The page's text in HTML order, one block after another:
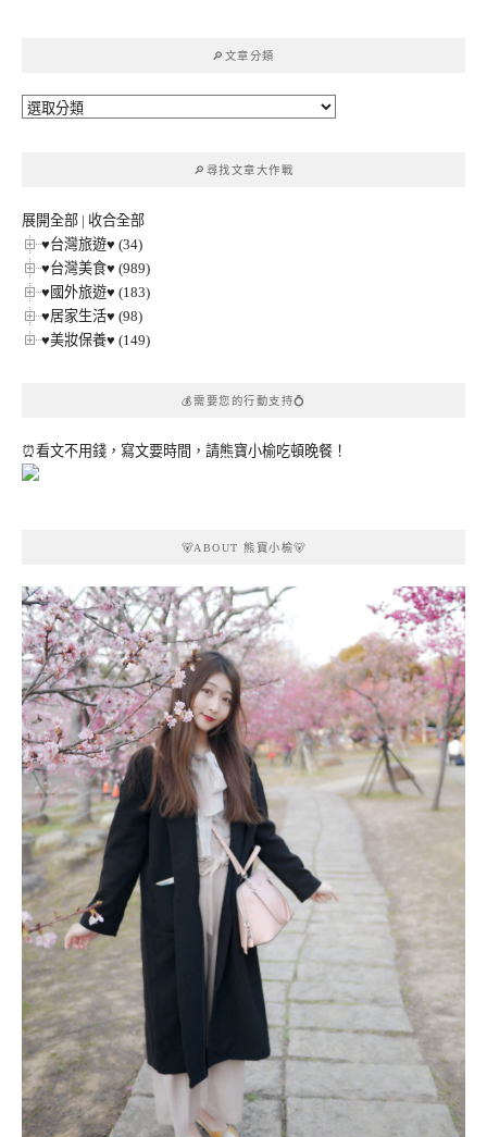
🔎文章分類
🔎
🔎尋找文章大作戰
展開全部 | 收合全部
♥台灣旅遊♥ (34)
♥台灣美食♥ (989)
♥國外旅遊♥ (183)
♥居家生活♥ (98)
♥美妝保養♥ (149)
💰需要您的行動支持💍
⏰看文不用錢，寫文要時間，請熊寶小榆吃頓晚餐！
🐻ABOUT 熊寶小榆🐻